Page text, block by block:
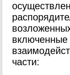
части: